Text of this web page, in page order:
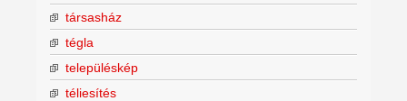
társasház
tégla
településkép
téliesítés